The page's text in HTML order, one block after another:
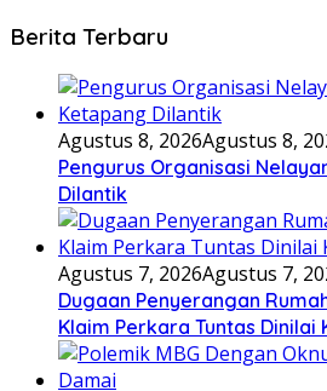
Berita Terbaru
Agustus 8, 2026Agustus 8,
Pengurus Organisasi
Dilantik
Agustus 7, 2026Agustus 7,
Dugaan Penyerangan
Klaim Perkara Tuntas Dinilai